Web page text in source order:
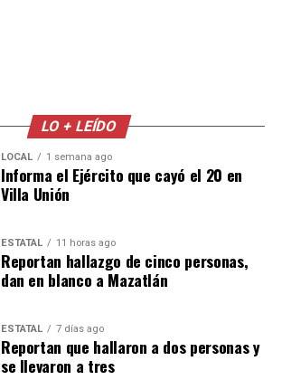
LO + LEÍDO
LOCAL 1 semana ago
Informa el Ejército que cayó el 20 en
Villa Unión
ESTATAL 11 horas ago
Reportan hallazgo de cinco personas,
dan en blanco a Mazatlán
ESTATAL 7 días ago
Reportan que hallaron a dos personas y
se llevaron a tres